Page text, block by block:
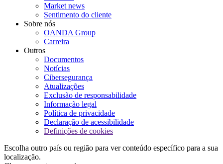
Market news
Sentimento do cliente
Sobre nós
OANDA Group
Carreira
Outros
Documentos
Notícias
Cibersegurança
Atualizações
Exclusão de responsabilidade
Informação legal
Política de privacidade
Declaração de acessibilidade
Definições de cookies
Escolha outro país ou região para ver conteúdo específico para a sua
localização.